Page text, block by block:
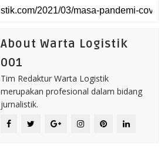
About Warta Logistik
001
Tim Redaktur Warta Logistik
merupakan profesional dalam bidang
jurnalistik.